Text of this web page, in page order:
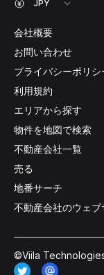
会社概要
お問い合わせ
プライバシーポリシ
利用規約
エリアから探す
物件を地図で検索
不動産会社一覧
売る
地番サーチ
不動産会社のウェブ
©Viila